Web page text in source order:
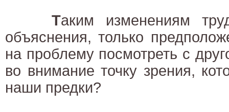
Таким изменениям
объяснения, только
на проблему посмотреть с
во внимание точку зрения,
наши предки?